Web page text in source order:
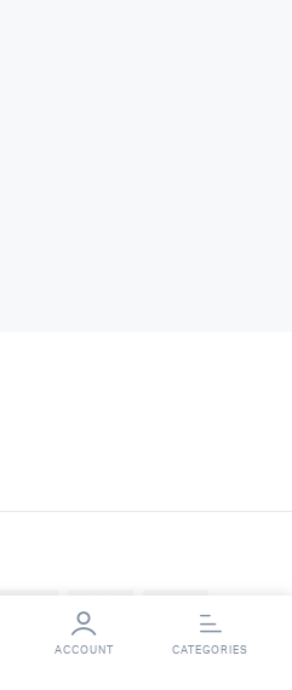
ACCOUNT CATEGORIES